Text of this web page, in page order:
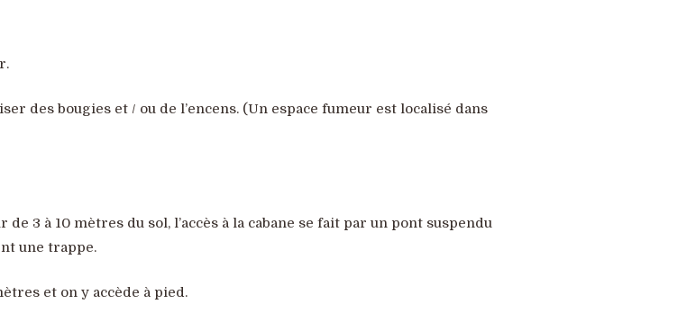
des bougies et / ou de l’encens. (Un espace fumeur est localisé dans
3 à 10 mètres du sol, l’accès à la cabane se fait par un pont suspendu
une trappe.
et on y accède à pied.